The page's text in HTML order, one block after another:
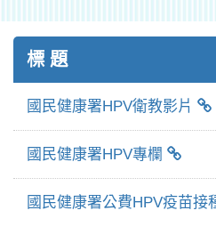
標 題
國民健康署HPV衛教影片
國民健康署HPV專欄
國民健康署公費HPV疫苗接